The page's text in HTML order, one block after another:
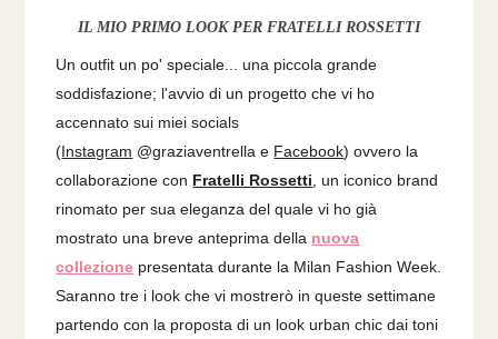
IL MIO PRIMO LOOK PER FRATELLI ROSSETTI
Un outfit un po' speciale... una piccola grande
soddisfazione; l'avvio di un progetto che vi ho
accennato sui miei socials
(Instagram @graziaventrella e Facebook) ovvero la
collaborazione con Fratelli Rossetti , un iconico brand
rinomato per sua eleganza del quale vi ho già
mostrato una breve anteprima della nuova
collezione presentata durante la Milan Fashion Week.
Saranno tre i look che vi mostrerò in queste settimane
partendo con la proposta di un look urban chic dai toni